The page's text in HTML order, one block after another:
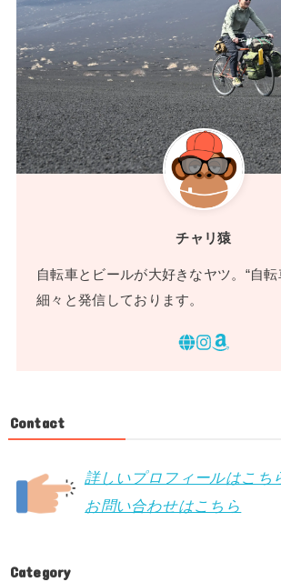
チャリ猿
自転車とビールが大好きなヤツ。“自転
細々と発信しております。
Contact
詳しいプロフィールはこち
お問い合わせはこちら
Category